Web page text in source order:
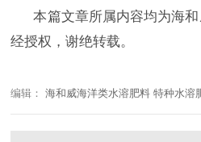
本篇文章所属内容均为海
经授权，谢绝转载。
编辑：海和威海洋类水溶肥料 特种水溶